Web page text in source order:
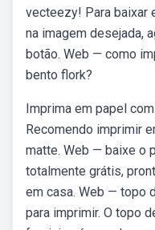
vecteezy! Para baixar
na imagem desejada,
botão. Web — como
bento flork?
Imprima em papel
Recomendo imprimir
matte. Web — baixe o
totalmente grátis,
em casa. Web — topo
para imprimir. O topo